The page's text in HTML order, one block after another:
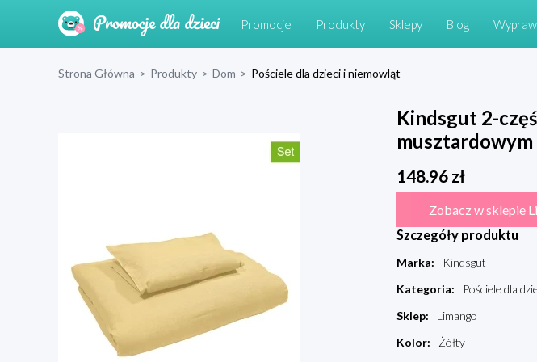
Promocje Produkty Sklepy Blog
Strona Główna > Produkty > Dom > Pościele dla dzieci i niemowląt
Kindsgut 2-
148.96zł
Zobacz w sklepie
Szczegóły produktu
Marka:
Kindsgut
Kategoria:
Pościele dla
Sklep:
Limango
Kolor:
Żółty